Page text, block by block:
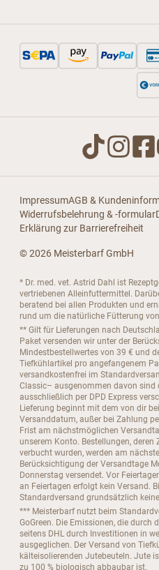
ImpressumAGB &
Widerrufsbelehrung & -formular
Erklärung zur Barrierefreiheit
© 2026 Meisterbarf GmbH
* Dr. med. vet. Astrid Dahl ist
vertriebenen Alleinfuttermittel.
beratend bei allen Produkten und
rund um die natürliche Fütterung
** Gilt für Lieferungen nach
Paket versenden wir unter der
Mindestbestellwertes von 39 € und
Tiefkühlartikel pro angefangenem
versandkostenfrei im
Classic– ausgenommen davon sind
ausschließlich per DPD Express
Lieferung beginnt mit dem von dir
Versanddatum, außer bei Zahlung
Frist am nächstmöglichen
unserem Konto. Bestellungen, deren
verbucht wurden, werden am
Berücksichtigung der Versandtage
Donnerstag versendet. Vor
an Feiertagen erfolgt kein Versand.
Standardversand grundsätzlich
*** Meisterbarf nutzt beim
GoGreen. Die Emissionen, die durch
seitens DHL durch Investitionen in
ausgeglichen. Der Versand von
kälteisolierenden Jutebeuteln. Jute
zu 100 % biologisch abbaubar ist.